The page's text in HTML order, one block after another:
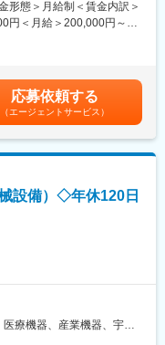
計及び見積業務
料(電気品配置図や電気盤
様々お話しできればと思
プロジェクトに配属
して電験三種を勉強中。
中。
務配属
とめ・設計者業務を学
おり、業務状況やご本人
。
形態＞月給制＜賃金内訳＞
円＜月給＞200,000円～
能性があります。月給(月
応募依頼する
（エージェントサービス）
設備）◇年休120日
療機器、産業機器、宇宙